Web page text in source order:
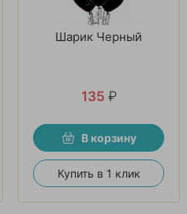
Шарик Черный
135 ₽
В корзину
Купить в 1 клик